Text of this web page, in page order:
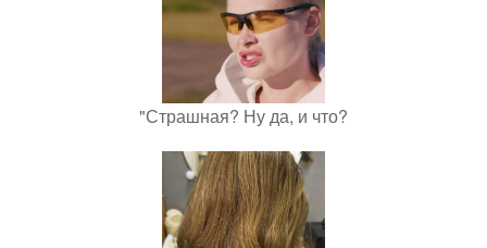
"Страшная? Ну да, и что?